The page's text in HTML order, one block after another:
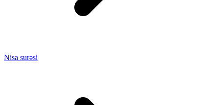
Nisa surəsi